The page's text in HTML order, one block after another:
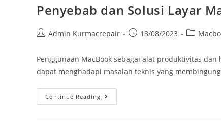
Penyebab dan Solusi Layar
Admin Kurmacrepair 13/08/2023
Penggunaan MacBook sebagai alat produktivitas
dapat menghadapi masalah teknis yang
Continue Reading